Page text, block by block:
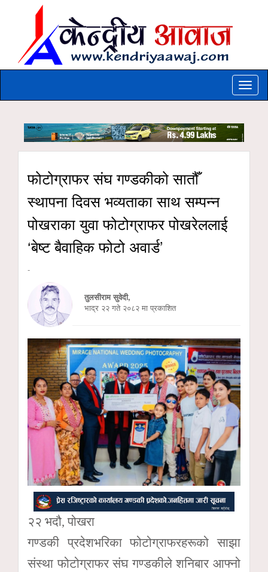
Toggle
फोटोग्राफर संघ गण्डकीको सातौँ
स्थापना दिवस भव्यताका साथ सम्पन्न
पोखराका युवा फोटोग्राफर पोखरेललाई
‘बेष्ट बैवाहिक फोटो अवार्ड’
-
तुलसीराम सुवेदी,
भाद्र २२ गते २०८२ मा प्रकाशित
२२ भदौ, पोखरा
गण्डकी प्रदेशभरिका फोटोग्राफरहरूको साझा
संस्था फोटोग्राफर संघ गण्डकीले शनिबार आफ्नो